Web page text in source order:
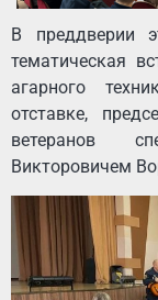
В преддверии
тематическая
агарного
отставке,
ветеранов
Викторовичем